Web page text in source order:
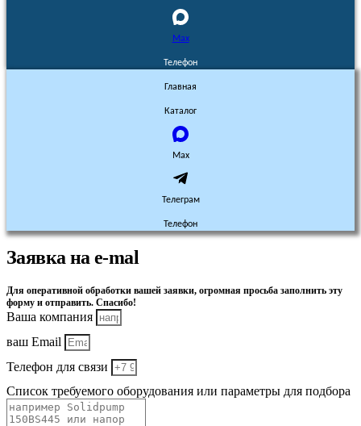
Max
Телефон
Главная
Каталог
Max
Телеграм
Телефон
Заявка на e-mal
Для оперативной обработки вашей заявки, огромная просьба заполнить эту
форму и отправить. Спасибо!
Ваша компания
ваш Email
Телефон для связи
Список требуемого оборудования или параметры для подбора